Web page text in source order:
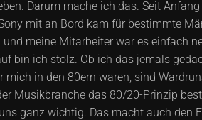
Darum mache ich das. Seit
mit an Bord kam für bestimmte
und meine Mitarbeiter war es einfach
bin ich stolz. Ob ich das jemals
mich in den 80ern waren, sind
Musikbranche das 80/20-Prinzip
ganz wichtig. Das macht auch den